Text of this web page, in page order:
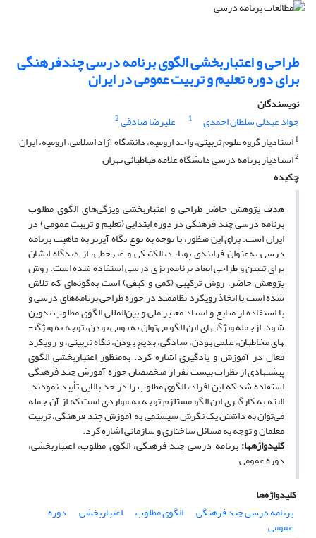
طراحی و اعتباربخشی الگوی برنامه درسی چندفرهنگی
برای دوره تعلیم و تربیت عمومی در ایران
نویسندگان
جواد عبدلی سلطان احمدی
1 علیرضا صادقی2
1استادیار گروه علوم تربیتی، واحد ارومیه، دانشگاه آزاد اسلامی، ارومیه، ایران
2استادیار برنامه درسی دانشگاه علامه طباطبائی تهران
چکیده
هدف پژوهش حاضر طراحی و اعتباربخشی ویژگی‌های الگوی مطلوب
برنامه درسی چند فرهنگی در دوره ابتدایی (تعلیم و تربیت عمومی) در
ایران است. برای این منظور، با توجه به نوع نگاه آیزنر به ماهیت برنامه
درسی به‌عنوان فرایندی پویا، دیالکتیکی و غیرخطی، از دیدگاه ایشان
برای تبیین و طراحی ابعاد برنامه‌ریزی درسی استفاده شده است. روش
پژوهش حاضر، روش ترکیبی (کمی و کیفی) است به‌گونه‌ای که تلاش
شده است با اتخاذ رویکرد نظام­مند در حوزه طراحی برنامه‌های درسی و
با استفاده از منابع و اسناد معتبر ملی و بین‌المللی الگوی مطلوب تدوین
شود. ازجمله ویژگی­های این الگو می‌توان به بومی بودن، توجه به ویژگی­
های مخاطبان، علمی بودن، سادگی، بدیع بودن، نگاه تربیتی، و رویکرد
فعال در آموزش و یادگیری اشاره کرد. به‌منظور اعتباربخشی الگوی
پیشنهادی از نظرات بیست نفر از متخصصان حوزه آموزش چند فرهنگی
استفاده شد که این افراد، الگوی مطلوب را در حد بالایی تأیید نمودند.
البته به کارگیری این الگو مستلزم توجه به مواردی است که از آن جمله
می‌توان به داشتن یک نگرش سیستمی به آموزش چند فرهنگی، تربیت
معلمان و توجه به مسائل ساختاری و سازمانی اشاره کرد.
کلیدواژه­ها:برنامه درسی چند فرهنگی، الگوی مطلوب، اعتباربخشی،
دوره عمومی
کلیدواژه‌ها
برنامه درسی چند فرهنگی
الگوی مطلوب اعتباربخشی دوره
عمومی